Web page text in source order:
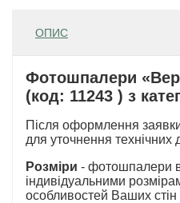
ОПИС
Фотошпалери
(код: 11243 ) з
Після оформлення
для уточнення технічних
Розміри - фотошпалери
індивідуальними
особливостей Ваших стін